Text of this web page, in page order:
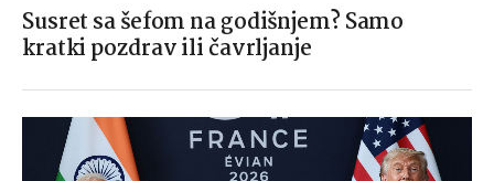
Susret sa šefom na godišnjem? Samo
kratki pozdrav ili čavrljanje